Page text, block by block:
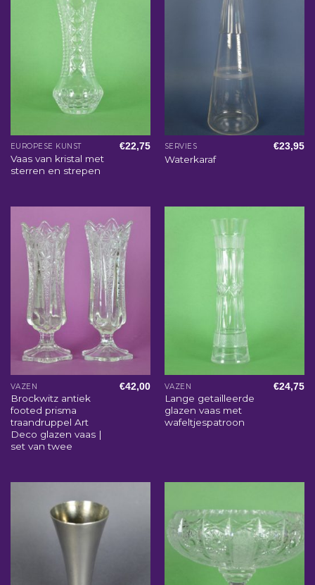
EUROPESE KUNST
Vaas van kristal met
sterren en strepen
€22,75 SERVIES
Waterkaraf
€23,95
VAZEN
Brockwitz antiek
footed prisma
traandruppel Art
Deco glazen vaas |
set van twee
€42,00 VAZEN
Lange getailleerde
glazen vaas met
wafeltjespatroon
€24,75